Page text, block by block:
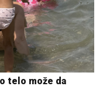
telo može da